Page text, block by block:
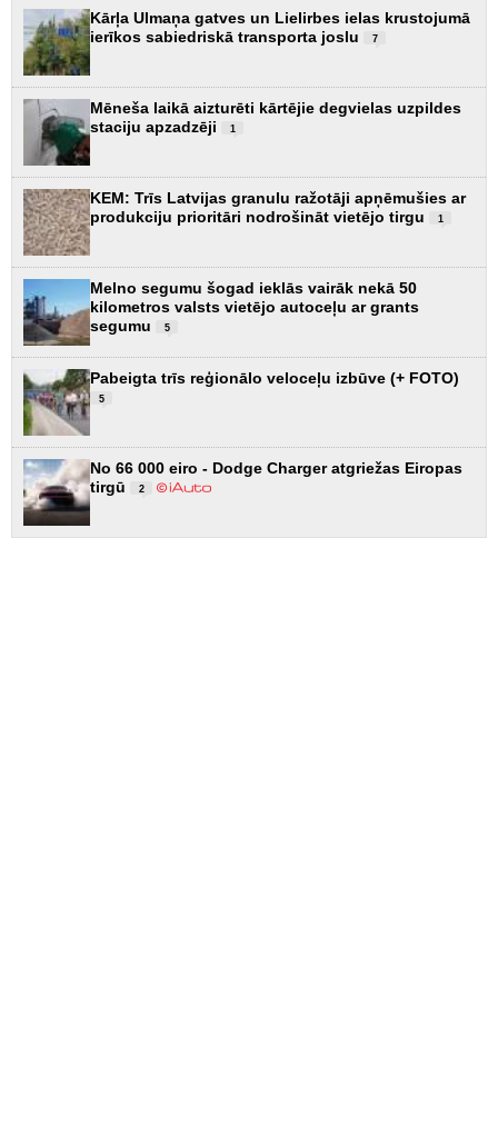
Kārļa Ulmaņa gatves un Lielirbes ielas krustojumā
ierīkos sabiedriskā transporta joslu
7
Mēneša laikā aizturēti kārtējie degvielas uzpildes
staciju apzadzēji
1
KEM: Trīs Latvijas granulu ražotāji apņēmušies ar
produkciju prioritāri nodrošināt vietējo tirgu
1
Melno segumu šogad ieklās vairāk nekā 50
kilometros valsts vietējo autoceļu ar grants
segumu
5
Pabeigta trīs reģionālo veloceļu izbūve (+ FOTO)
5
No 66 000 eiro - Dodge Charger atgriežas Eiropas
tirgū
2